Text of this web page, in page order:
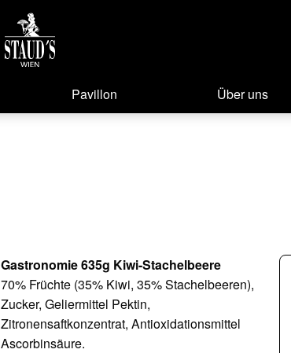
Pavillon Über uns
Gastronomie 635g Kiwi-Stachelbeere
70% Früchte (35% Kiwi, 35% Stachelbeeren),
Zucker, Geliermittel Pektin,
Zitronensaftkonzentrat, Antioxidationsmittel
Ascorbinsäure.